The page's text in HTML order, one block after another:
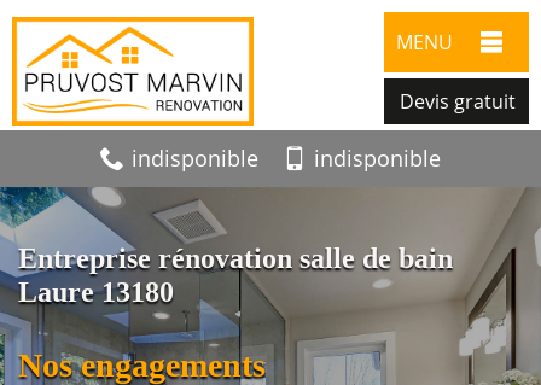
MENU
Devis gratuit
indisponible indisponible
Entreprise rénovation salle de bain
Laure 13180
Nos engagements